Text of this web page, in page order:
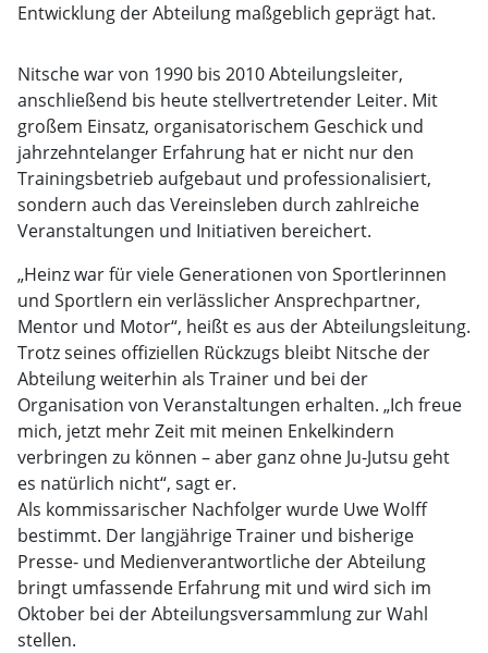
Entwicklung der Abteilung maßgeblich geprägt hat.
Nitsche war von 1990 bis 2010 Abteilungsleiter,
anschließend bis heute stellvertretender Leiter. Mit
großem Einsatz, organisatorischem Geschick und
jahrzehntelanger Erfahrung hat er nicht nur den
Trainingsbetrieb aufgebaut und professionalisiert,
sondern auch das Vereinsleben durch zahlreiche
Veranstaltungen und Initiativen bereichert.
„Heinz war für viele Generationen von Sportlerinnen
und Sportlern ein verlässlicher Ansprechpartner,
Mentor und Motor“, heißt es aus der Abteilungsleitung.
Trotz seines offiziellen Rückzugs bleibt Nitsche der
Abteilung weiterhin als Trainer und bei der
Organisation von Veranstaltungen erhalten. „Ich freue
mich, jetzt mehr Zeit mit meinen Enkelkindern
verbringen zu können – aber ganz ohne Ju-Jutsu geht
es natürlich nicht“, sagt er.
Als kommissarischer Nachfolger wurde Uwe Wolff
bestimmt. Der langjährige Trainer und bisherige
Presse- und Medienverantwortliche der Abteilung
bringt umfassende Erfahrung mit und wird sich im
Oktober bei der Abteilungsversammlung zur Wahl
stellen.